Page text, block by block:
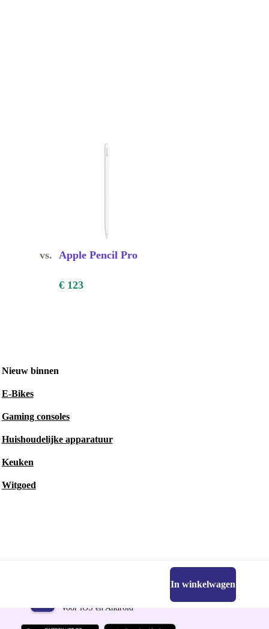
vs. Apple Pencil Pro
€ 123
Nieuw binnen
E-Bikes
Gaming consoles
Huishoudelijke apparatuur
Keuken
Witgoed
In winkelwagen
Voor iOS en Android